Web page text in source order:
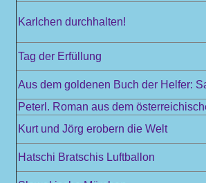
Karlchen durchhalten!
Tag der Erfüllung
Aus dem goldenen Buch der Helfer:
Peterl. Roman aus dem
Kurt und Jörg erobern die Welt
Hatschi Bratschis Luftballon